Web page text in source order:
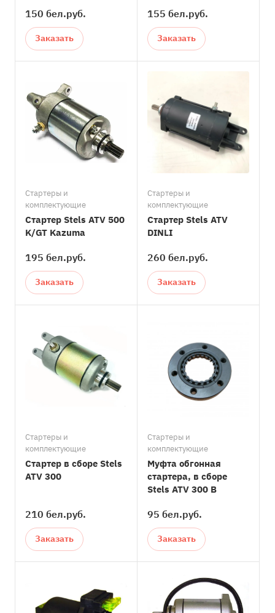
150 бел.руб.
Заказать
155 бел.руб.
Заказать
Стартеры и
комплектующие
Стартер Stels ATV 500
K/GT Kazuma
195 бел.руб.
Заказать
Стартеры и
комплектующие
Cтартер Stels ATV
DINLI
260 бел.руб.
Заказать
Стартеры и
комплектующие
Стартер в сборе Stels
ATV 300
210 бел.руб.
Заказать
Стартеры и
комплектующие
Муфта обгонная
стартера, в сборе
Stels ATV 300 B
95 бел.руб.
Заказать